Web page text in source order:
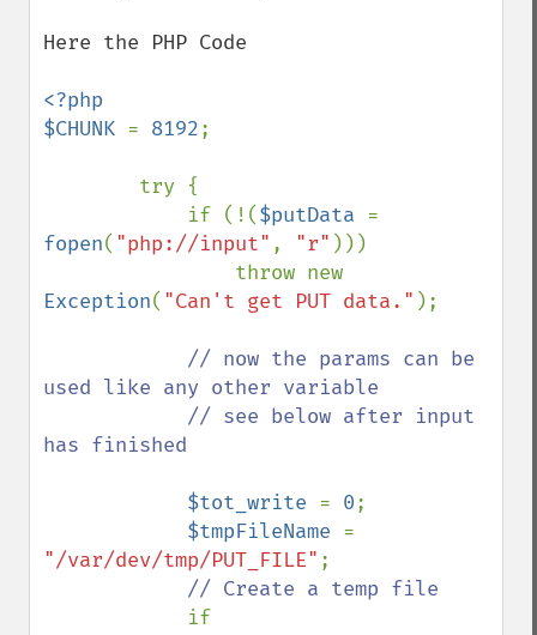
Here the PHP Code
<?php
$CHUNK = 8192;
            if (!(
$putData
fopen( "php://input" , "r" )))
Exception( "Can't get PUT data." );
// now the params can be
used like any other variable
has finished
$tot_write = 0;
$tmpFileName
"/var/dev/tmp/PUT_FILE" ;
// Create a temp file
if